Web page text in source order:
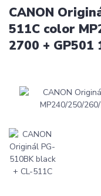
CANON
511C color
2700 + GP501